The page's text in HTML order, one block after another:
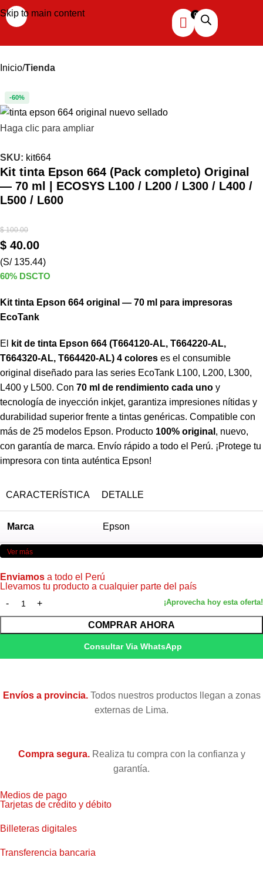
Skip to main content
Inicio Tienda
-60%
Haga clic para ampliar
SKU: kit664
Kit tinta Epson 664 (Pack completo) Original
— 70 ml | ECOSYS L100 / L200 / L300 / L400 /
L500 / L600
$100.00
$ 40.00
(S/ 135.44)
60% DSCTO
Kit tinta Epson 664 original — 70 ml para impresoras
EcoTank
El
kit de tinta Epson 664 (T664120-AL, T664220-AL,
T664320-AL, T664420-AL) 4 colores es el consumible
original diseñado para las series EcoTank L100, L200, L300,
L400 y L500. Con 70 ml de rendimiento cada uno y
tecnología de inyección inkjet, garantiza impresiones nítidas y
durabilidad superior frente a tintas genéricas. Compatible con
más de 25 modelos Epson. Producto 100% original , nuevo,
con garantía de marca. Envío rápido a todo el Perú. ¡Protege tu
impresora con tinta auténtica Epson!
CARACTERÍSTICA DETALLE
Marca Epson
664 / T664120-AL, T664220-AL,
T664320-AL, T664420-AL
Color Negro, Cian, Yellow, Magenta
Volumen 70 ml cada uno
Compatibilidad
EcoTank L100 / L200 / L300 / L400 /
L500
Garantía del fabricante (Epson Perú)
Ver más
Enviamos a todo el Perú
Llevamos tu producto a cualquier parte del país
COMPRAR AHORA
Consultar Via WhatsApp
Envíos a provincia.Todos nuestros productos llegan a zonas
externas de Lima.
Compra segura.Realiza tu compra con la confianza y
garantía.
Medios de pago
Tarjetas de crédito y débito
Billeteras digitales
Transferencia bancaria